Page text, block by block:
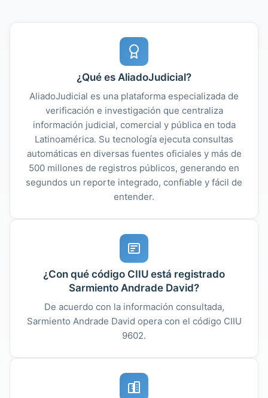
¿Qué es AliadoJudicial?
AliadoJudicial es una plataforma especializada de
verificación e investigación que centraliza
información judicial, comercial y pública en toda
Latinoamérica. Su tecnología ejecuta consultas
automáticas en diversas fuentes oficiales y más de
500 millones de registros públicos, generando en
segundos un reporte integrado, confiable y fácil de
entender.
¿Con qué código CIIU está registrado
Sarmiento Andrade David?
De acuerdo con la información consultada,
Sarmiento Andrade David opera con el código CIIU
9602.